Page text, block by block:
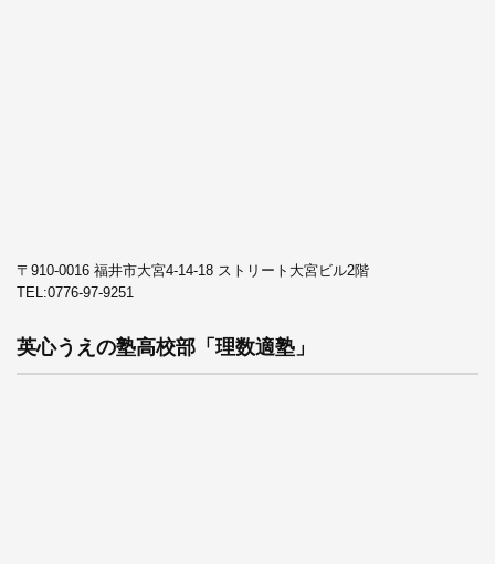
〒910-0016 福井市大宮4-14-18 ストリート大宮ビル2階
TEL:0776-97-9251
英心うえの塾高校部「理数適塾」